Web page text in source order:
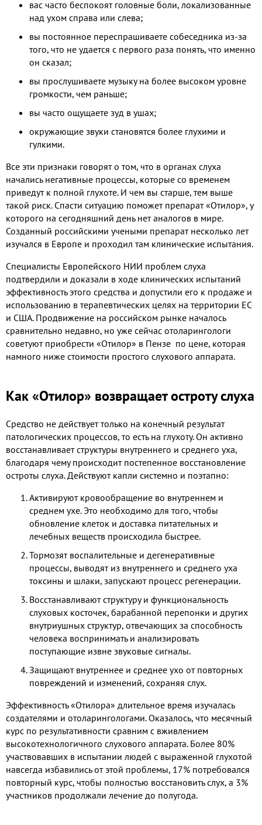
вас часто беспокоят головные боли, локализованные
над ухом справа или слева;
вы постоянное переспрашиваете собеседника из-за
того, что не удается с первого раза понять, что именно
он сказал;
вы прослушиваете музыку на более высоком уровне
громкости, чем раньше;
вы часто ощущаете зуд в ушах;
окружающие звуки становятся более глухими и
гулкими.
Все эти признаки говорят о том, что в органах слуха
начались негативные процессы, которые со временем
приведут к полной глухоте. И чем вы старше, тем выше
такой риск. Спасти ситуацию поможет препарат «Отилор», у
которого на сегодняшний день нет аналогов в мире.
Созданный российскими учеными препарат несколько лет
изучался в Европе и проходил там клинические испытания.
Специалисты Европейского НИИ проблем слуха
подтвердили и доказали в ходе клинических испытаний
эффективность этого средства и допустили его к продаже и
использованию в терапевтических целях на территории ЕС
и США. Продвижение на российском рынке началось
сравнительно недавно, но уже сейчас отоларингологи
советуют приобрести «Отилор» в Пензе по цене, которая
намного ниже стоимости простого слухового аппарата.
Как «Отилор» возвращает остроту слуха
Средство не действует только на конечный результат
патологических процессов, то есть на глухоту. Он активно
восстанавливает структуры внутреннего и среднего уха,
благодаря чему происходит постепенное восстановление
остроты слуха. Действуют капли системно и поэтапно:
Активируют кровообращение во внутреннем и
среднем ухе. Это необходимо для того, чтобы
обновление клеток и доставка питательных и
лечебных веществ происходила быстрее.
Тормозят воспалительные и дегенеративные
процессы, выводят из внутреннего и среднего уха
токсины и шлаки, запускают процесс регенерации.
Восстанавливают структуру и функциональность
слуховых косточек, барабанной перепонки и других
внутриушных структур, отвечающих за способность
человека воспринимать и анализировать
поступающие извне звуковые сигналы.
Защищают внутреннее и среднее ухо от повторных
повреждений и изменений, сохраняя слух.
Эффективность «Отилора» длительное время изучалась
создателями и отоларингологами. Оказалось, что месячный
курс по результативности сравним с вживлением
высокотехнологичного слухового аппарата. Более 80%
участвовавших в испытании людей с выраженной глухотой
навсегда избавились от этой проблемы, 17% потребовался
повторный курс, чтобы полностью восстановить слух, а 3%
участников продолжали лечение до полугода.